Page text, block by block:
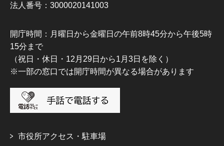
法人番号：3000020141003
開庁時間：月曜日から金曜日の午前8時45分から午後5時
15分まで
（祝日・休日・12月29日から1月3日を除く）
※一部の窓口では開庁時間が異なる場合があります
市役所アクセス・駐車場